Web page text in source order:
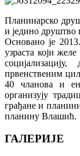
Планинарско
и једино друштво
Основано је
узраста који
првенственим
40 чланова и
организују
грађане и
планину Влашић.
ГАЛЕРИЈЕ